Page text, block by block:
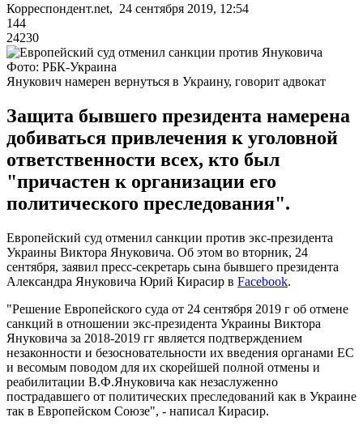
Корреспондент.net, 24 сентября 2019, 12:54
144
24230
Фото: РБК-Украина
Янукович намерен вернуться в Украину, говорит адвокат
Защита бывшего президента намерена
добиваться привлечения к уголовной
ответственности всех, кто был
"причастен к организации его
политического преследования".
Европейский суд отменил санкции против экс-президента
Украины Виктора Януковича. Об этом во вторник, 24
сентября, заявил пресс-секретарь сына бывшего президента
Александра Януковича Юрий Кирасир в Facebook.
"Решение Европейского суда от 24 сентября 2019 г об отмене
санкций в отношении экс-президента Украины Виктора
Януковича за 2018-2019 гг является подтверждением
незаконности и безосновательности их введения органами ЕС
и весомым поводом для их скорейшей полной отмены и
реабилитации В.Ф.Януковича как незаслуженно
пострадавшего от политических преследований как в Украине
так в Европейском Союзе", - написал Кирасир.